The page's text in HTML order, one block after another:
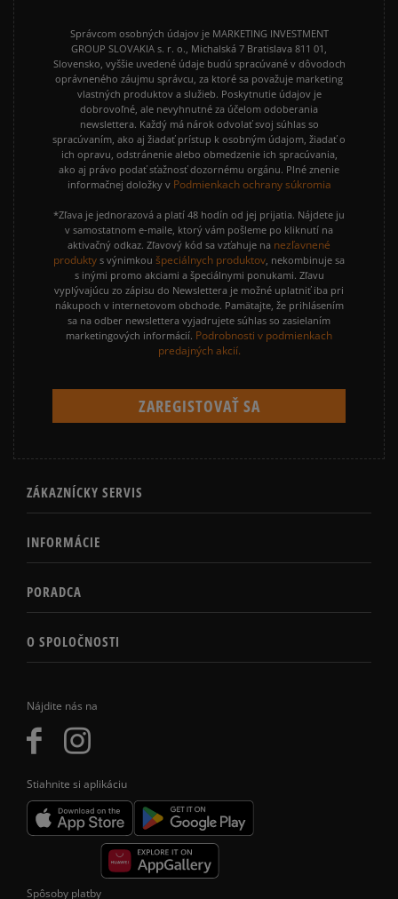
Nájdite nás na
Stiahnite si aplikáciu
Správcom osobných údajov je MARKETING INVESTMENT
GROUP SLOVAKIA s. r. o., Michalská 7 Bratislava 811 01,
Slovensko, vyššie uvedené údaje budú spracúvané v dôvodoch
oprávneného záujmu správcu, za ktoré sa považuje marketing
vlastných produktov a služieb. Poskytnutie údajov je
dobrovoľné, ale nevyhnutné za účelom odoberania
newslettera. Každý má nárok odvolať svoj súhlas so
spracúvaním, ako aj žiadať prístup k osobným údajom, žiadať o
ich opravu, odstránenie alebo obmedzenie ich spracúvania,
ako aj právo podať sťažnosť dozornému orgánu. Plné znenie
informačnej doložky v Podmienkach ochrany súkromia
*Zľava je jednorazová a platí 48 hodín od jej prijatia. Nájdete ju
v samostatnom e-maile, ktorý vám pošleme po kliknutí na
aktivačný odkaz. Zľavový kód sa vzťahuje na nezľavnené
produkty s výnimkou špeciálnych produktov , nekombinuje sa
s inými promo akciami a špeciálnymi ponukami. Zľavu
vyplývajúcu zo zápisu do Newslettera je možné uplatniť iba pri
nákupoch v internetovom obchode. Pamätajte, že prihlásením
sa na odber newslettera vyjadrujete súhlas so zasielaním
marketingových informácií. Podrobnosti v podmienkach
predajných akcií.
ZÁKAZNÍCKY SERVIS
INFORMÁCIE
PORADCA
O SPOLOČNOSTI
Spôsoby platby